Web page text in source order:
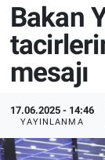
Bakan
mesajı
17.06.2025 - 14:46
YAYINLANMA